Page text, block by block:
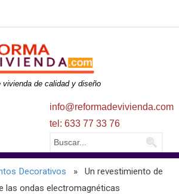
vivienda de calidad y diseño
info@reformadevivienda.com
tel: 633 77 33 76
Decorativos » Un revestimiento de
las ondas electromagnéticas